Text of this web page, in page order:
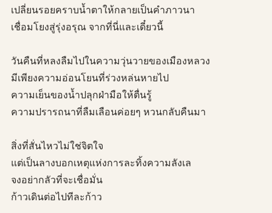
เปลี่ยนรอยคราบน้ำตาให้กลายเป็นคำภาวนา
เชื่อมโยงสู่รุ่งอรุณ จากที่นี่และเดี๋ยวนี้
วันคืนที่หลงลืมไปในความวุ่นวายของเมืองหลวง
มีเพียงความอ่อนโยนที่ร่วงหล่นหายไป
ความเย็นของน้ำปลุกฝ่ามือให้ตื่นรู้
ความปรารถนาที่ลืมเลือนค่อยๆ หวนกลับคืนมา
สิ่งที่สั่นไหวไม่ใช่จิตใจ
แต่เป็นลางบอกเหตุแห่งการละทิ้งความลังเล
จงอย่ากลัวที่จะเชื่อมั่น
ก้าวเดินต่อไปทีละก้าว